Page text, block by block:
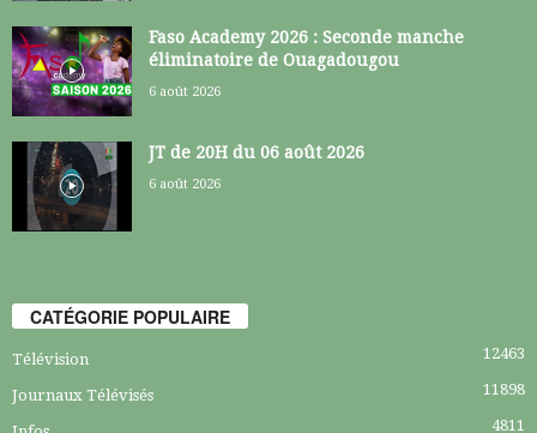
Faso Academy 2026 : Seconde manche
éliminatoire de Ouagadougou
6 août 2026
JT de 20H du 06 août 2026
6 août 2026
CATÉGORIE POPULAIRE
Télévision 12463
Journaux Télévisés 11898
4811